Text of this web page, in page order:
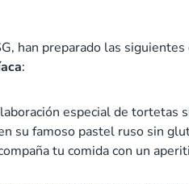
han preparado las
:
especial de tortetas
su famoso pastel ruso sin
tu comida con un